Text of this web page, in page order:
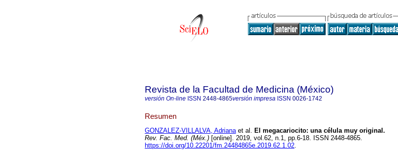
Revista de la Facultad de Medicina (México)
versión On-line ISSN 2448-4865versión impresa ISSN 0026-1742
Resumen
GONZALEZ-VILLALVA, Adrianaet al. El megacariocito: una célula muy original.
Rev. Fac. Med. (Méx.) [online]. 2019, vol.62, n.1, pp.6-18. ISSN 2448-4865.
https://doi.org/10.22201/fm.24484865e.2019.62.1.02.